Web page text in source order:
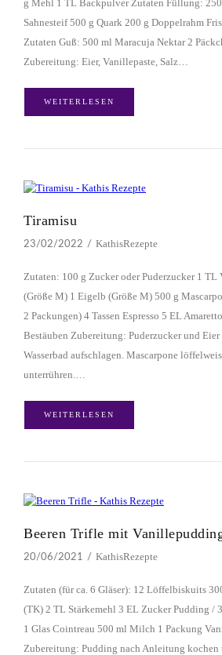
g Mehl 1 TL Backpulver Zutaten Füllung: 250
Sahnesteif 500 g Quark 200 g Doppelrahm
Zutaten Guß: 500 ml Maracuja Nektar 2
Zubereitung: Eier, Vanillepaste, Salz…
WEITERLESEN
Tiramisu
23/02/2022 KathisRezepte
Zutaten: 100 g Zucker oder Puderzucker 1 TL
(Größe M) 1 Eigelb (Größe M) 500 g
2 Packungen) 4 Tassen Espresso 5 EL
Bestäuben Zubereitung: Puderzucker und
Wasserbad aufschlagen. Mascarpone
unterrühren.…
WEITERLESEN
Beeren Trifle mit
20/06/2021 KathisRezepte
Zutaten (für ca. 6 Gläser): 12 Löffelbiskuits
(TK) 2 TL Stärkemehl 3 EL Zucker Pudding /
1 Glas Cointreau 500 ml Milch 1 Packung
Zubereitung: Pudding nach Anleitung